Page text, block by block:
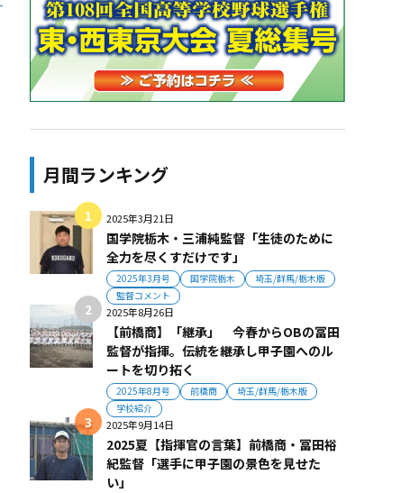
月間ランキング
2025年3月21日
国学院栃木・三浦純監督「生徒のために
全力を尽くすだけです」
2025年3月号 国学院栃木
埼玉/群馬/栃木版
監督コメント
2025年8月26日
【前橋商】「継承」 今春からOBの冨田
監督が指揮。伝統を継承し甲子園へのル
ートを切り拓く
2025年8月号 前橋商
埼玉/群馬/栃木版
学校紹介
2025年9月14日
2025夏【指揮官の言葉】前橋商・冨田裕
紀監督「選手に甲子園の景色を見せた
い」